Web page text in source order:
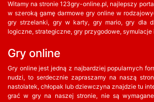
Witamy na stronie 123gry-online.pl, najlepszy
w szeroką gamę darmowe gry online w
gry strzelanki, gry w karty, gry mario, gry dla
logiczne, strategiczne, gry przygodowe, symulacje
Gry online
Gry online jest jedną z najbardziej popularnych
nudzi, to serdecznie zapraszamy na naszą
nastolatek, chłopak lub dziewczyna znajdzie tu
grać w gry na naszej stronie, nie są